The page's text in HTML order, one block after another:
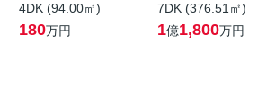
4DK (94.00㎡)
180万円
7DK (376.51㎡)
1億1,800万円